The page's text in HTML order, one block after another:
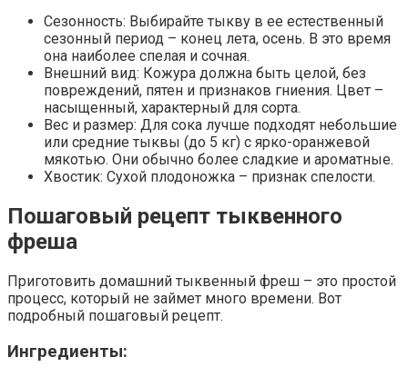
Сезонность: Выбирайте тыкву в ее естественный
сезонный период – конец лета, осень. В это время
она наиболее спелая и сочная.
Внешний вид: Кожура должна быть целой, без
повреждений, пятен и признаков гниения. Цвет –
насыщенный, характерный для сорта.
Вес и размер: Для сока лучше подходят небольшие
или средние тыквы (до 5 кг) с ярко-оранжевой
мякотью. Они обычно более сладкие и ароматные.
Хвостик: Сухой плодоножка – признак спелости.
Пошаговый рецепт тыквенного
фреша
Приготовить домашний тыквенный фреш – это простой
процесс, который не займет много времени. Вот
подробный пошаговый рецепт.
Ингредиенты: